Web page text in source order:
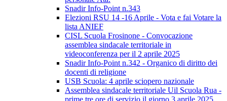
Snadir Info-Point n.343
Elezioni RSU 14 -16 Aprile - Vota e fai Votare la
lista ANIEF
CISL Scuola Frosinone - Convocazione
assemblea sindacale territoriale in
videoconferenza per il 2 aprile 2025
Snadir Info-Point n.342 - Organico di diritto dei
docenti di religione
USB Scuola: 4 aprile sciopero nazionale
Assemblea sindacale territoriale Uil Scuola Rua -